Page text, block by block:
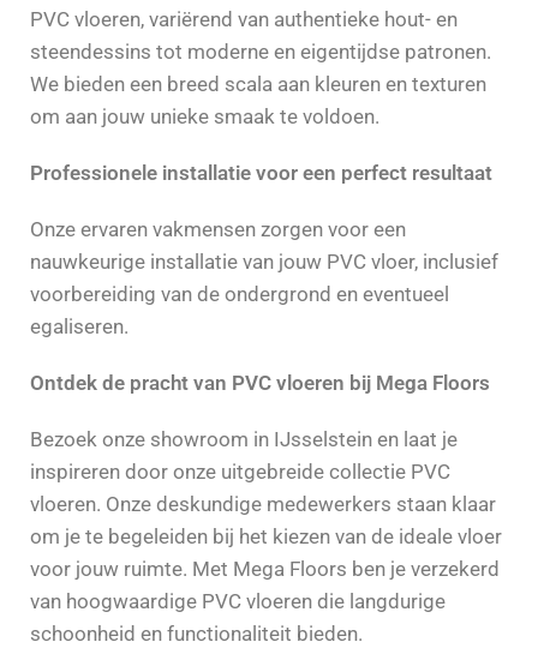
PVC vloeren, variërend van authentieke hout- en
steendessins tot moderne en eigentijdse patronen.
We bieden een breed scala aan kleuren en texturen
om aan jouw unieke smaak te voldoen.
Professionele installatie voor een perfect resultaat
Onze ervaren vakmensen zorgen voor een
nauwkeurige installatie van jouw PVC vloer, inclusief
voorbereiding van de ondergrond en eventueel
egaliseren.
Ontdek de pracht van PVC vloeren bij Mega Floors
Bezoek onze showroom in IJsselstein en laat je
inspireren door onze uitgebreide collectie PVC
vloeren. Onze deskundige medewerkers staan klaar
om je te begeleiden bij het kiezen van de ideale vloer
voor jouw ruimte. Met Mega Floors ben je verzekerd
van hoogwaardige PVC vloeren die langdurige
schoonheid en functionaliteit bieden.